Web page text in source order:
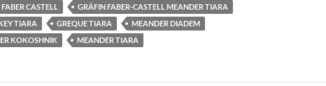
CASTELL
GRÄFIN FABER-CASTELL MEANDER TIARA
TIARA
GREQUE TIARA
MEANDER DIADEM
KOKOSHNIK
MEANDER TIARA